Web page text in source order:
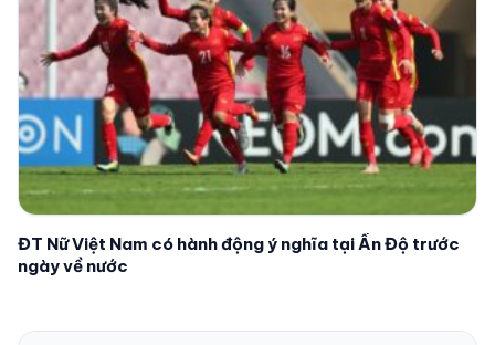
ĐT Nữ Việt Nam có hành động ý nghĩa tại Ấn Độ trước
ngày về nước